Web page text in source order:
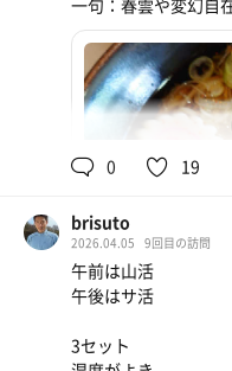
一句：春雲や変幻自
0 19
brisuto
2026.04.05 9回目の訪問
午前は山活
午後はサ活
3セット